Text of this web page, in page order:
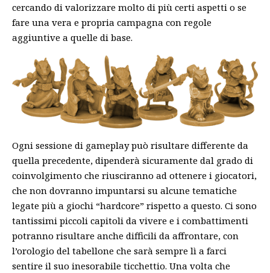
cercando di valorizzare molto di più certi aspetti o se
fare una vera e propria campagna con regole
aggiuntive a quelle di base.
Ogni sessione di gameplay può risultare differente da
quella precedente, dipenderà sicuramente dal grado di
coinvolgimento che riusciranno ad ottenere i giocatori,
che non dovranno impuntarsi su alcune tematiche
legate più a giochi “hardcore” rispetto a questo. Ci sono
tantissimi piccoli capitoli da vivere e i combattimenti
potranno risultare anche difficili da affrontare, con
l’orologio del tabellone che sarà sempre lì a farci
sentire il suo inesorabile ticchettio. Una volta che